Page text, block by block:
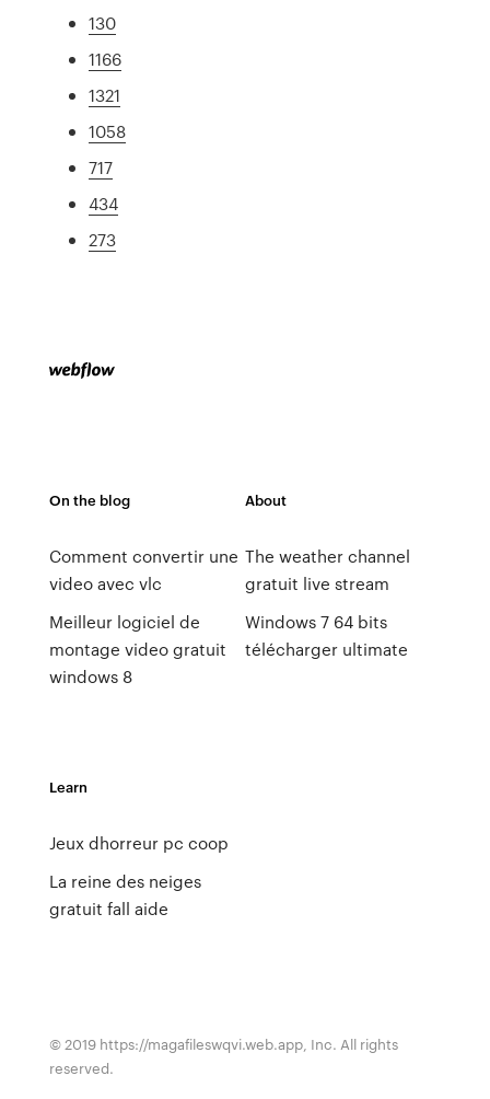
130
1166
1321
1058
717
434
273
On the blog
Comment convertir une
video avec vlc
Meilleur logiciel de
montage video gratuit
windows 8
About
The weather channel
gratuit live stream
Windows 7 64 bits
télécharger ultimate
Learn
Jeux dhorreur pc coop
La reine des neiges
gratuit fall aide
© 2019 https://magafileswqvi.web.app, Inc. All rights
reserved.